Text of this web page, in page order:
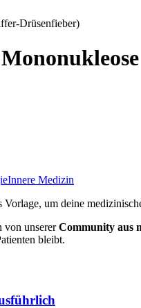
Drüsenfieber)
Innere Medizin
Vorlage, um deine
von unsererCommunity aus
bleibt.